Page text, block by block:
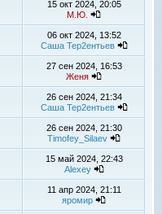
15 окт 2024, 20:05
М.Ю.
06 окт 2024, 13:52
Саша Тер2ентьев
27 сен 2024, 16:53
Женя
26 сен 2024, 21:34
Саша Тер2ентьев
26 сен 2024, 21:30
Timofey_Silaev
15 май 2024, 22:43
Alexey
11 апр 2024, 21:11
яромир